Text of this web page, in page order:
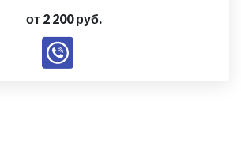
от 2 200 руб.